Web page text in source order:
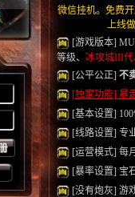
微信挂机。免费
上线
[游戏版本]
等级、 冰攻城III代
[公平公正] 不
[独家功能] 暴
[基本设置]
[线路设置] 专
[运营模式] 每
[暴率设置] 宝
[没有炮灰] 游